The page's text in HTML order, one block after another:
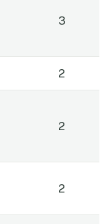
3
2
2
2